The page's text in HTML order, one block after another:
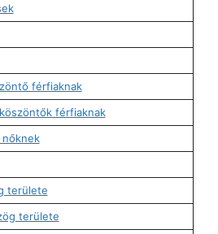
férfiaknak
férfiaknak
területe
területe